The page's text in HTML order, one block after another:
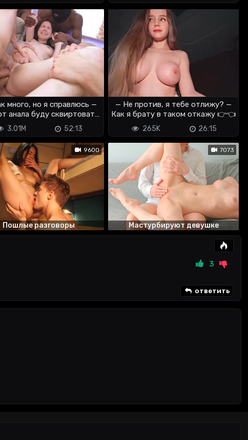
много, но я справлюсь —
анала буду сквиртовать
52:13
3.01M
— Не против, я тебе отлижу? —
Как я брату в таком откажу 👉👈
26:15
265K
9600
Пошлые разговоры
7073
Мастурбируют девушке
3
ответить